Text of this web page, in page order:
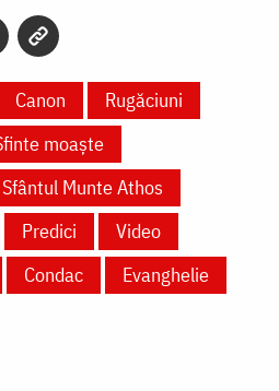
Canon
Rugăciuni
moaște
Sfântul Munte Athos
Predici
Video
Condac
Evanghelie